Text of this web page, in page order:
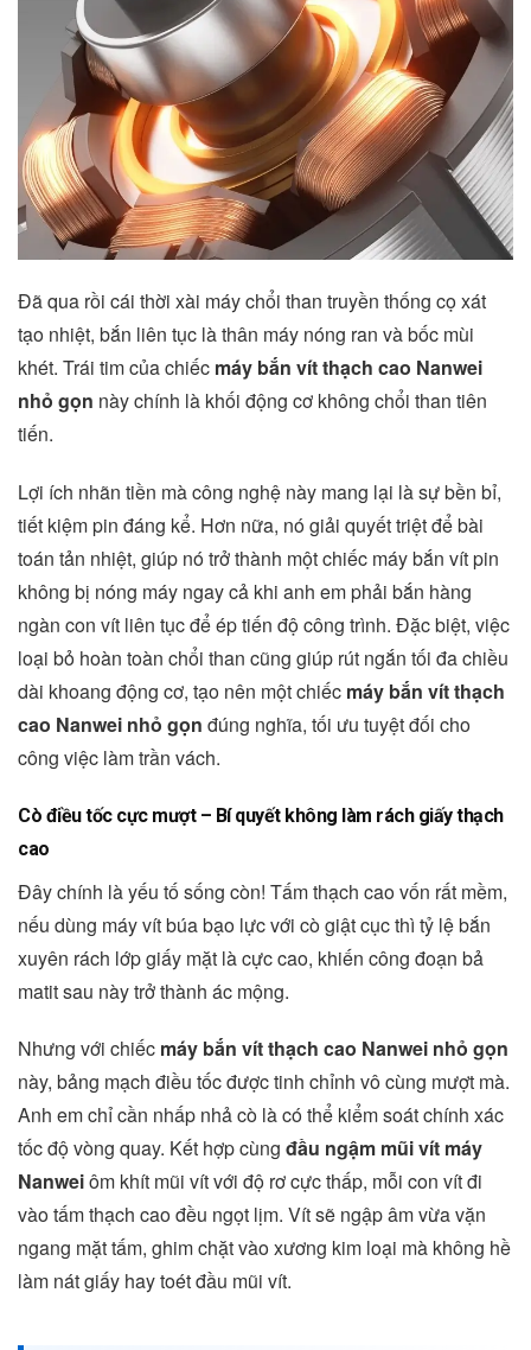
Đã qua rồi cái thời xài máy chổi than truyền thống cọ xát
tạo nhiệt, bắn liên tục là thân máy nóng ran và bốc mùi
khét. Trái tim của chiếc máy bắn vít thạch cao Nanwei
nhỏ gọn này chính là khối động cơ không chổi than tiên
tiến.
Lợi ích nhãn tiền mà công nghệ này mang lại là sự bền bỉ,
tiết kiệm pin đáng kể. Hơn nữa, nó giải quyết triệt để bài
toán tản nhiệt, giúp nó trở thành một chiếc máy bắn vít pin
không bị nóng máy ngay cả khi anh em phải bắn hàng
ngàn con vít liên tục để ép tiến độ công trình. Đặc biệt, việc
loại bỏ hoàn toàn chổi than cũng giúp rút ngắn tối đa chiều
dài khoang động cơ, tạo nên một chiếc máy bắn vít thạch
cao Nanwei nhỏ gọn đúng nghĩa, tối ưu tuyệt đối cho
công việc làm trần vách.
Cò điều tốc cực mượt – Bí quyết không làm rách giấy thạch
cao
Đây chính là yếu tố sống còn! Tấm thạch cao vốn rất mềm,
nếu dùng máy vít búa bạo lực với cò giật cục thì tỷ lệ bắn
xuyên rách lớp giấy mặt là cực cao, khiến công đoạn bả
matit sau này trở thành ác mộng.
Nhưng với chiếc máy bắn vít thạch cao Nanwei nhỏ gọn
này, bảng mạch điều tốc được tinh chỉnh vô cùng mượt mà.
Anh em chỉ cần nhấp nhả cò là có thể kiểm soát chính xác
tốc độ vòng quay. Kết hợp cùng đầu ngậm mũi vít máy
Nanweiôm khít mũi vít với độ rơ cực thấp, mỗi con vít đi
vào tấm thạch cao đều ngọt lịm. Vít sẽ ngập âm vừa vặn
ngang mặt tấm, ghim chặt vào xương kim loại mà không hề
làm nát giấy hay toét đầu mũi vít.